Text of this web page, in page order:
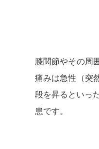
膝関節やその周
痛みは急性（突
段を昇るといっ
患です。